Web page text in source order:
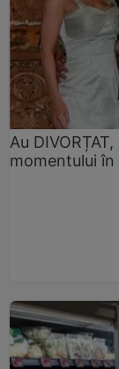
Au
momentului